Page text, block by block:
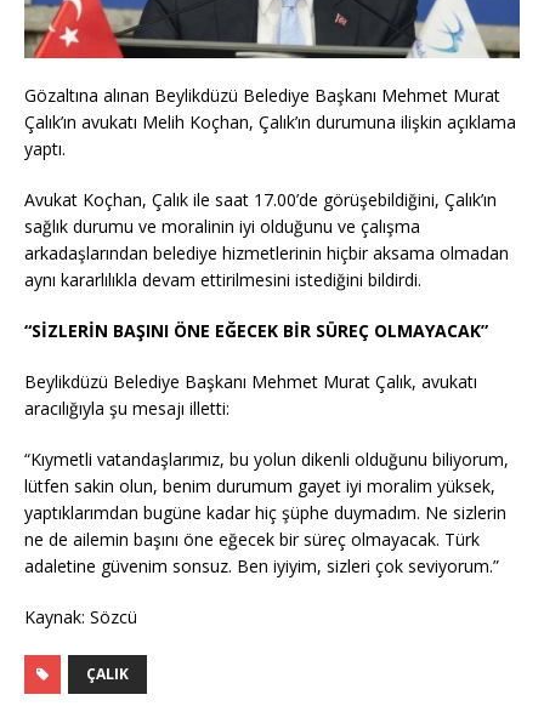
Gözaltına alınan Beylikdüzü Belediye Başkanı Mehmet Murat
Çalık’ın avukatı Melih Koçhan, Çalık’ın durumuna ilişkin açıklama
yaptı.
Avukat Koçhan, Çalık ile saat 17.00’de görüşebildiğini, Çalık’ın
sağlık durumu ve moralinin iyi olduğunu ve çalışma
arkadaşlarından belediye hizmetlerinin hiçbir aksama olmadan
aynı kararlılıkla devam ettirilmesini istediğini bildirdi.
“SİZLERİN BAŞINI ÖNE EĞECEK BİR SÜREÇ OLMAYACAK”
Beylikdüzü Belediye Başkanı Mehmet Murat Çalık, avukatı
aracılığıyla şu mesajı illetti:
“Kıymetli vatandaşlarımız, bu yolun dikenli olduğunu biliyorum,
lütfen sakin olun, benim durumum gayet iyi moralim yüksek,
yaptıklarımdan bugüne kadar hiç şüphe duymadım. Ne sizlerin
ne de ailemin başını öne eğecek bir süreç olmayacak. Türk
adaletine güvenim sonsuz. Ben iyiyim, sizleri çok seviyorum.”
Kaynak: Sözcü
ÇALIK